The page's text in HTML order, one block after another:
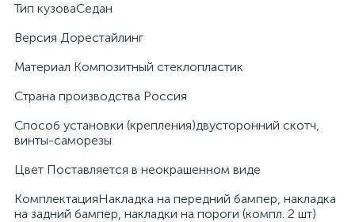
Тип кузоваСедан
Версия Дорестайлинг
Материал Композитный стеклопластик
Страна производства Россия
Cпособ установки (крепления)двусторонний скотч,
винты-саморезы
Цвет Поставляется в неокрашенном виде
КомплектацияНакладка на передний бампер, накладка
на задний бампер, накладки на пороги (компл. 2 шт)